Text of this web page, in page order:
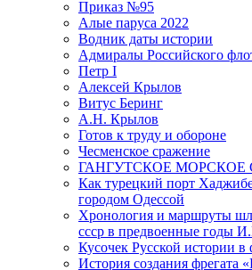
Приказ №95
Алые паруса 2022
Водник даты истории
Адмиралы Российского
Петр I
Алексей Крылов
Витус Беринг
А.Н. Крылов
Готов к труду и обороне
Чесменское сражение
ГАНГУТСКОЕ МОРСКОЕ
Как турецкий порт
городом Одессой
Хронология и маршруты
ссср в предвоенные годы
Кусочек Русской истории в
История создания фрегата